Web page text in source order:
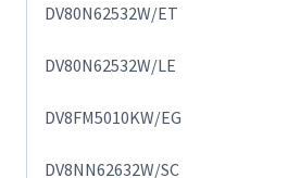
DV80N62532W/ET
DV80N62532W/LE
DV8FM5010KW/EG
DV8NN62632W/SC